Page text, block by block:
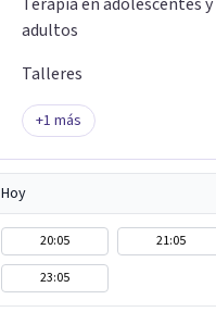
adultos
Talleres
+1 más
Hoy
20:05 21:05
23:05